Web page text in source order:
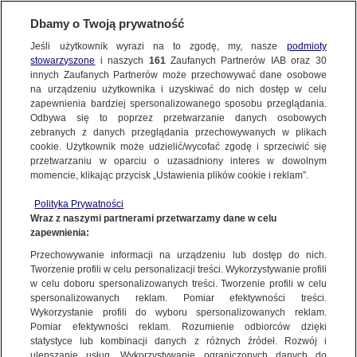
KONTAKT24
Wyślij Materiał
WYŚLIJ MATERIAŁ
NAJNOWSZE
GORĄCE TEMATY
WIĘCEJ
KANAŁY
Dzień dobry!
Jedno konto do wszystkich usług
KONTAKT24|NAJNOWSZE
MATERIAŁ UŻYTKOWNIKA
Czerwcowy wieczór
Czerwcowy wieczór | Machaj/
Kontakt24
Czerwcowy wieczór | Machaj/
Dbamy o Twoją prywatność
Jeśli użytkownik wyrazi na to zgodę, my, nasze podmioty
stowarzyszone i naszych 161Zaufanych Partnerów IAB oraz 30
innych Zaufanych Partnerów może przechowywać dane osobowe
na urządzeniu użytkownika i uzyskiwać do nich dostęp w celu
zapewnienia bardziej spersonalizowanego sposobu przeglądania.
Odbywa się to poprzez przetwarzanie danych osobowych
zebranych z danych przeglądania przechowywanych w plikach
cookie. Użytkownik może udzielić/wycofać zgodę i sprzeciwić się
przetwarzaniu w oparciu o uzasadniony interes w dowolnym
momencie, klikając przycisk „Ustawienia plików cookie i reklam”.
Polityka Prywatności
Wraz z naszymi partnerami przetwarzamy dane w celu
zapewnienia:
Przechowywanie informacji na urządzeniu lub dostęp do nich.
Tworzenie profili w celu personalizacji treści. Wykorzystywanie profili
w celu doboru spersonalizowanych treści. Tworzenie profili w celu
spersonalizowanych reklam. Pomiar efektywności treści.
Wykorzystanie profili do wyboru spersonalizowanych reklam.
Pomiar efektywności reklam. Rozumienie odbiorców dzięki
statystyce lub kombinacji danych z różnych źródeł. Rozwój i